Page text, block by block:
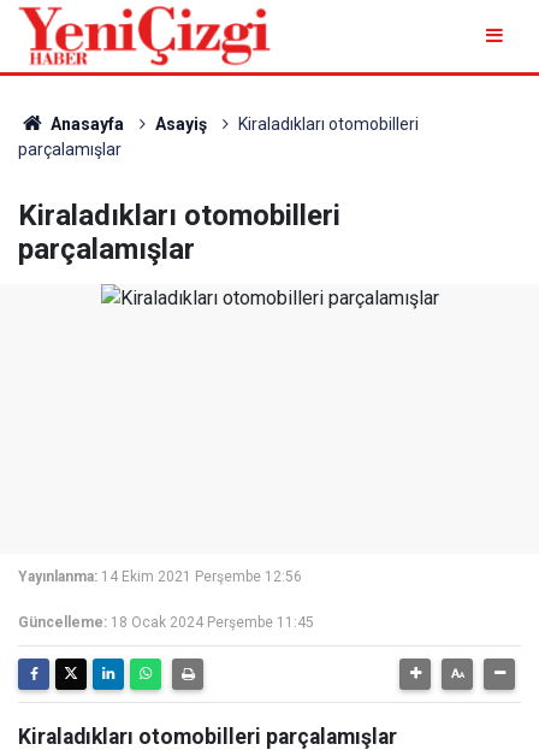
Anasayfa Asayiş
Kiraladıkları otomobilleri
parçalamışlar
Kiraladıkları otomobilleri
parçalamışlar
Yayınlanma: 14 Ekim 2021 Perşembe 12:56
Güncelleme: 18 Ocak 2024 Perşembe 11:45
Kiraladıkları otomobilleri parçalamışlar